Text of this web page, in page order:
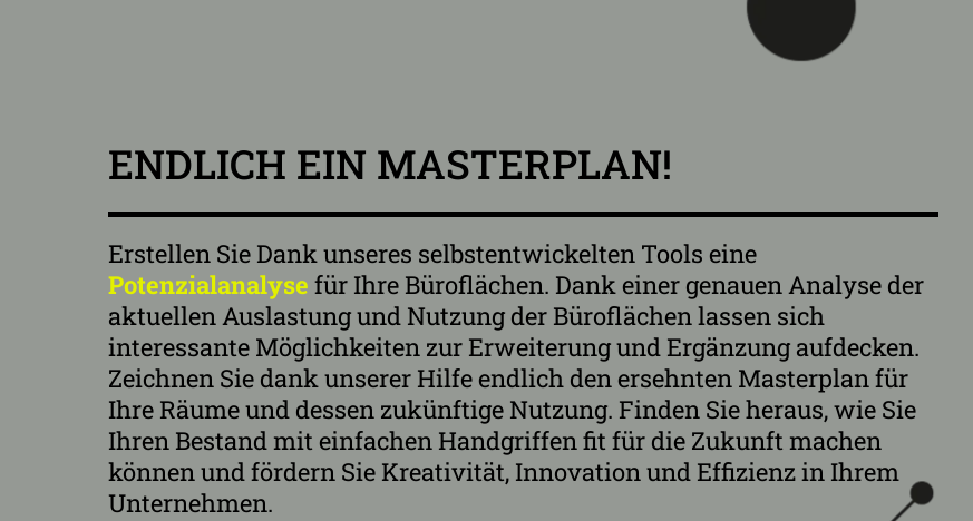
ENDLICH EIN MASTERPLAN!
Erstellen Sie Dank unseres selbstentwickelten Tools eine
Potenzialanalyse für Ihre Büroflächen. Dank einer genauen Analyse der
aktuellen Auslastung und Nutzung der Büroflächen lassen sich
interessante Möglichkeiten zur Erweiterung und Ergänzung aufdecken.
Zeichnen Sie dank unserer Hilfe endlich den ersehnten Masterplan für
Ihre Räume und dessen zukünftige Nutzung. Finden Sie heraus, wie Sie
Ihren Bestand mit einfachen Handgriffen fit für die Zukunft machen
können und fördern Sie Kreativität, Innovation und Effizienz in Ihrem
Unternehmen.